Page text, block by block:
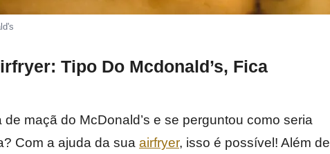
Tipo Do Mcdonald’s, Fica
maçã do McDonald’s e se perguntou como seria
Com a ajuda da sua airfryer, isso é possível! Além de